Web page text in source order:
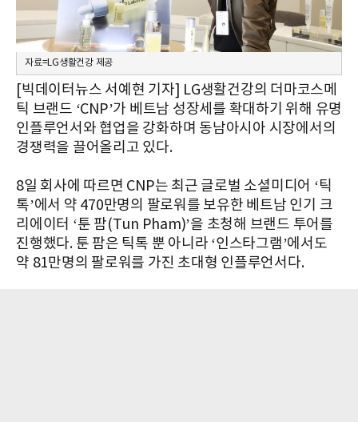
자료=LG생활건강 제공
[빅데이터뉴스 서예현 기자] LG생활건강의 더마코스메
틱 브랜드 ‘CNP’가 베트남 성장세를 확대하기 위해 유명
인플루언서와 협업을 강화하며 동남아시아 시장에서의
경쟁력을 끌어올리고 있다.
8일 회사에 따르면 CNP는 최근 글로벌 소셜미디어 ‘틱
톡’에서 약 470만명의 팔로워를 보유한 베트남 인기 크
리에이터 ‘툰 팜(Tun Pham)’을 초청해 브랜드 투어를
진행했다. 툰 팜은 틱톡 뿐 아니라 ‘인스타그램’에서도
약 81만명의 팔로워를 가진 초대형 인플루언서다.